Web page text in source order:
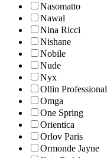
Nasomatto
Nawal
Nina Ricci
Nishane
Nobile
Nude
Nyx
Ollin Professional
Omga
One Spring
Orientica
Orlov Paris
Ormonde Jayne